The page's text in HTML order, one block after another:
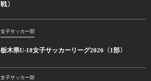
戦〕
女子サッカー部
栃木県U-18女子サッカーリーグ2026〈1部〉
女子サッカー部